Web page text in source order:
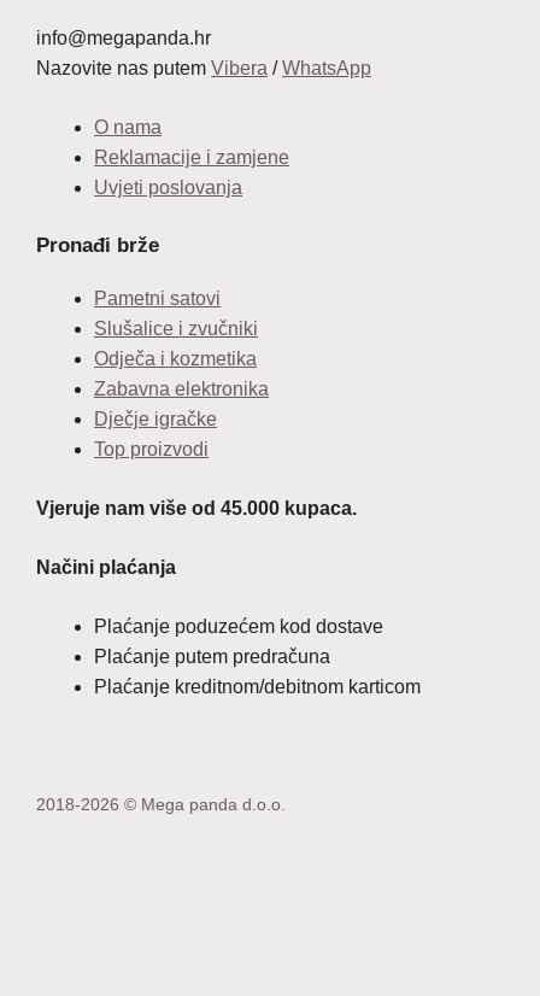
info@megapanda.hr
Nazovite nas putem Vibera /WhatsApp
O nama
Reklamacije i zamjene
Uvjeti poslovanja
Pronađi brže
Pametni satovi
Slušalice i zvučniki
Odječa i kozmetika
Zabavna elektronika
Dječje igračke
Top proizvodi
Vjeruje nam više od 45.000 kupaca.
Načini plaćanja
Plaćanje poduzećem kod dostave
Plaćanje putem predračuna
Plaćanje kreditnom/debitnom karticom
2018-2026 © Mega panda d.o.o.